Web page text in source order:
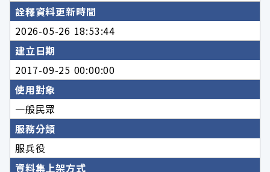
詮釋資料更新時間
2026-05-26 18:53:44
建立日期
2017-09-25 00:00:00
使用對象
一般民眾
服務分類
服兵役
資料集上架方式